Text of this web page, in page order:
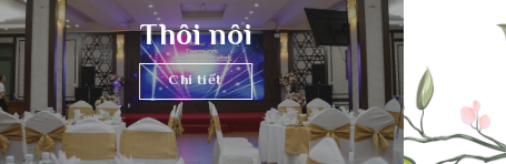
Hội nghị
Chi tiết